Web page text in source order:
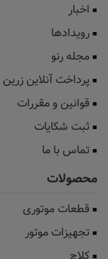
اخبار
رویدادها
مجله رنو
پرداخت آنلاین زرین
قوانین و مقررات
ثبت شکایات
تماس با ما
محصولات
قطعات موتوری
تجهیزات موتور